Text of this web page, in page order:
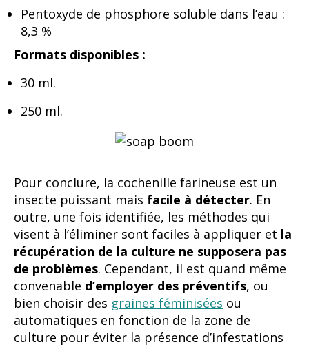
Pentoxyde de phosphore soluble dans l’eau :
8,3 %
Formats disponibles :
30 ml.
250 ml.
Pour conclure, la cochenille farineuse est un
insecte puissant mais facile à détecter. En
outre, une fois identifiée, les méthodes qui
visent à l’éliminer sont faciles à appliquer et la
récupération de la culture ne supposera pas
de problèmes. Cependant, il est quand même
convenable d’employer des préventifs, ou
bien choisir des graines féminisées ou
automatiques en fonction de la zone de
culture pour éviter la présence d’infestations